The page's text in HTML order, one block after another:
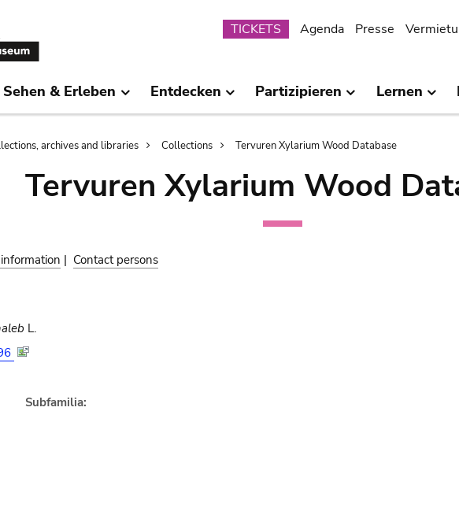
Submenu
TICKETS Agenda Presse
Sehen & Erleben Entdecken Partizipieren Lernen
archives and libraries Collections Tervuren Xylarium Wood Database
Tervuren Xylarium Wood
| Contact persons
L.
Subfamilia: